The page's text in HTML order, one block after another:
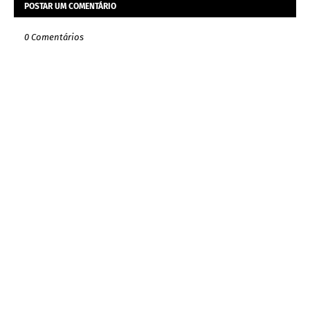
POSTAR UM COMENTÁRIO
0 Comentários